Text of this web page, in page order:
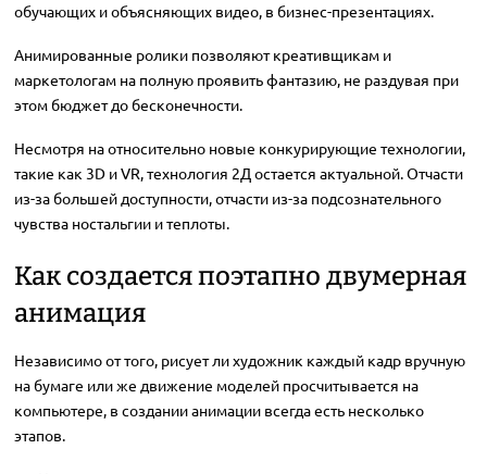
обучающих и объясняющих видео, в бизнес-презентациях.
Анимированные ролики позволяют креативщикам и
маркетологам на полную проявить фантазию, не раздувая при
этом бюджет до бесконечности.
Несмотря на относительно новые конкурирующие технологии,
такие как 3D и VR, технология 2Д остается актуальной. Отчасти
из-за большей доступности, отчасти из-за подсознательного
чувства ностальгии и теплоты.
Как создается поэтапно двумерная
анимация
Независимо от того, рисует ли художник каждый кадр вручную
на бумаге или же движение моделей просчитывается на
компьютере, в создании анимации всегда есть несколько
этапов.